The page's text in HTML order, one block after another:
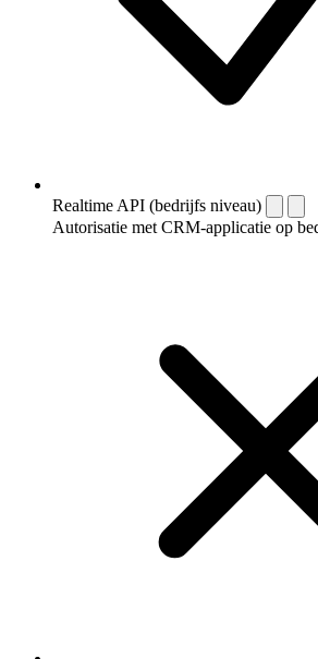
Realtime API (bedrijfs niveau)
Autorisatie met CRM-applicatie op